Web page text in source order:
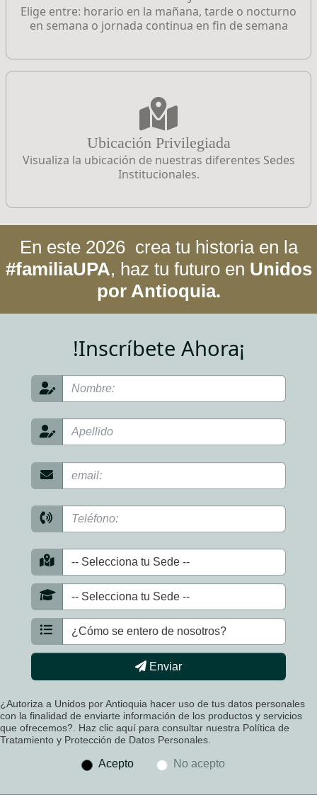
Elige entre: horario en la mañana, tarde o nocturno
en semana o jornada continua en fin de semana
Ubicación Privilegiada
Visualiza la ubicación de nuestras diferentes Sedes
Institucionales.
En este 2026 crea tu historia en la
#familiaUPA, haz tu futuro en Unidos
por Antioquia.
!Inscríbete Ahora¡
Enviar
¿Autoriza a Unidos por Antioquia hacer uso de tus datos personales
con la finalidad de enviarte información de los productos y servicios
que ofrecemos?. Haz clic aquí para consultar nuestra Política de
Tratamiento y Protección de Datos Personales.
Acepto No acepto